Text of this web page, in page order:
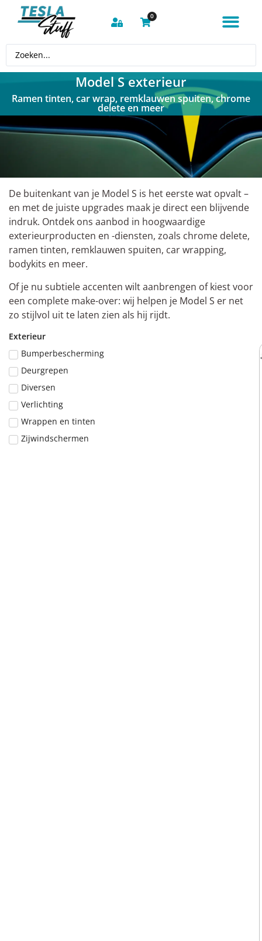
0
Model S exterieur
Ramen tinten, car wrap, remklauwen spuiten, chrome
delete en meer
De buitenkant van je Model S is het eerste wat opvalt –
en met de juiste upgrades maak je direct een blijvende
indruk. Ontdek ons aanbod in hoogwaardige
exterieurproducten en -diensten, zoals chrome delete,
ramen tinten, remklauwen spuiten, car wrapping,
bodykits en meer.
Of je nu subtiele accenten wilt aanbrengen of kiest voor
een complete make-over: wij helpen je Model S er net
zo stijlvol uit te laten zien als hij rijdt.
Exterieur
Bumperbescherming
Deurgrepen
Diversen
Verlichting
Wrappen en tinten
Zijwindschermen